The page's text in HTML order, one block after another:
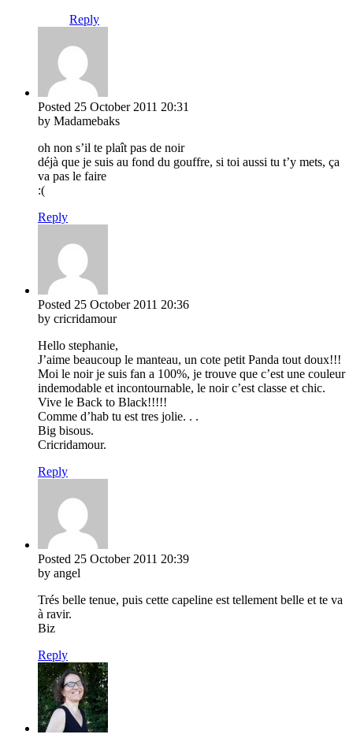
Reply
Posted 25 October 2011 20:31
by Madamebaks
oh non s’il te plaît pas de noir
déjà que je suis au fond du gouffre, si toi aussi tu t’y mets, ça
va pas le faire
:(
Reply
Posted 25 October 2011 20:36
by cricridamour
Hello stephanie,
J’aime beaucoup le manteau, un cote petit Panda tout doux!!!
Moi le noir je suis fan a 100%, je trouve que c’est une couleur
indemodable et incontournable, le noir c’est classe et chic.
Vive le Back to Black!!!!!
Comme d’hab tu est tres jolie. . .
Big bisous.
Cricridamour.
Reply
Posted 25 October 2011 20:39
by angel
Trés belle tenue, puis cette capeline est tellement belle et te va
à ravir.
Biz
Reply